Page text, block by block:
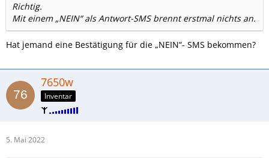
Richtig.
Mit einem „NEIN“ als Antwort-SMS brennt erstmal nichts an.
Hat jemand eine Bestätigung für die „NEIN“- SMS bekommen?
7650w
Inventar
5. Mai 2022